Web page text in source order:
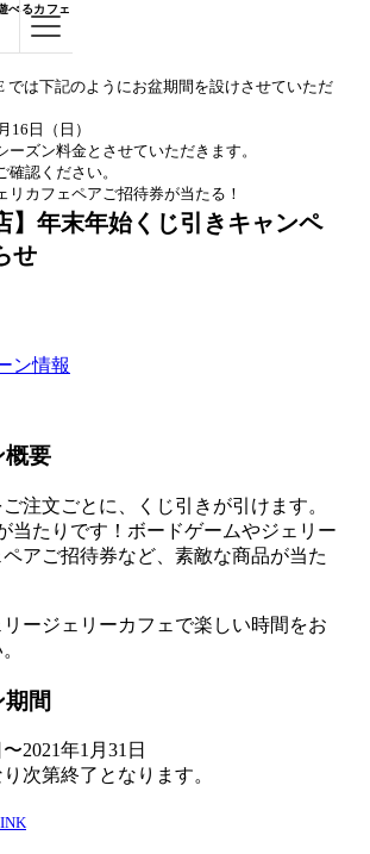
べるカフェ
では下記のようにお盆期間を設けさせていただ
16日（日）
ーズン料金とさせていただきます。
確認ください。
リカフェペアご招待券が当たる！
】年末年始くじ引きキャンペ
せ
ン情報
概要
注文ごとに、くじ引きが引けます。
当たりです！ボードゲームやジェリー
アご招待券など、素敵な商品が当た
ージェリーカフェで楽しい時間をお
間
2021年1月31日
次第終了となります。